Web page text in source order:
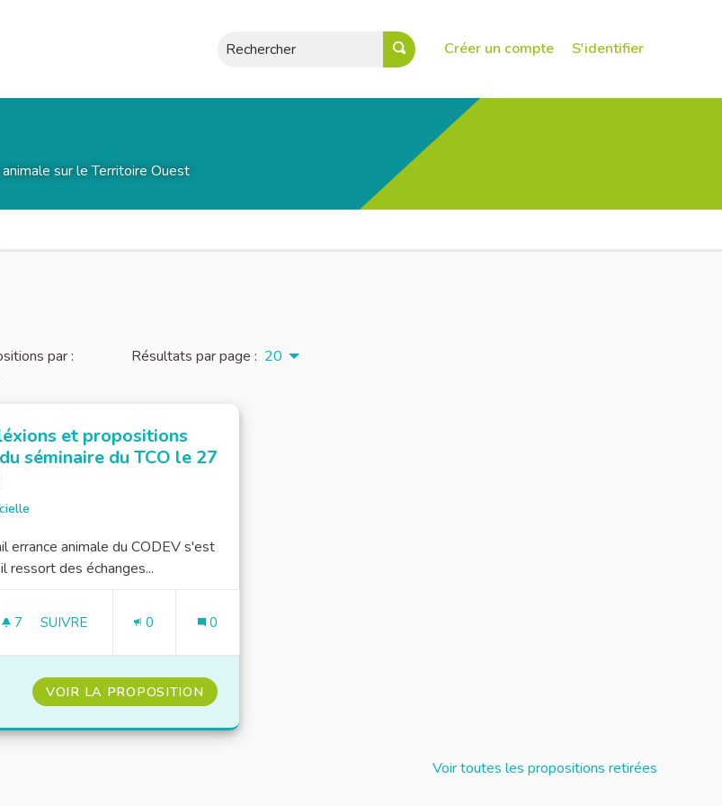
Rechercher Créer un compte S'identifier
sur le Territoire Ouest
par :
Résultats par page : 20
et propositions
séminaire du TCO le 27
errance animale du CODEV s'est
ressort des échanges...
7 7 ABONNÉS
SUIVRE 0 0
VOIR LA PROPOSITION PREMIÈRES RÉFLÉXIONS ET PROPOSITIONS DANS LE CADRE DU
Voir toutes les propositions retirées